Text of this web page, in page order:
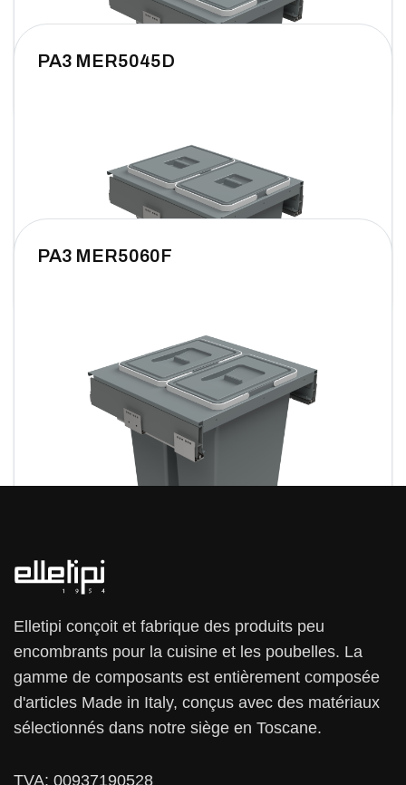
PA3 MER5045D
PA3 MER5060F
Elletipi conçoit et fabrique des produits peu
encombrants pour la cuisine et les poubelles. La
gamme de composants est entièrement composée
d'articles Made in Italy, conçus avec des matériaux
sélectionnés dans notre siège en Toscane.
TVA: 00937190528